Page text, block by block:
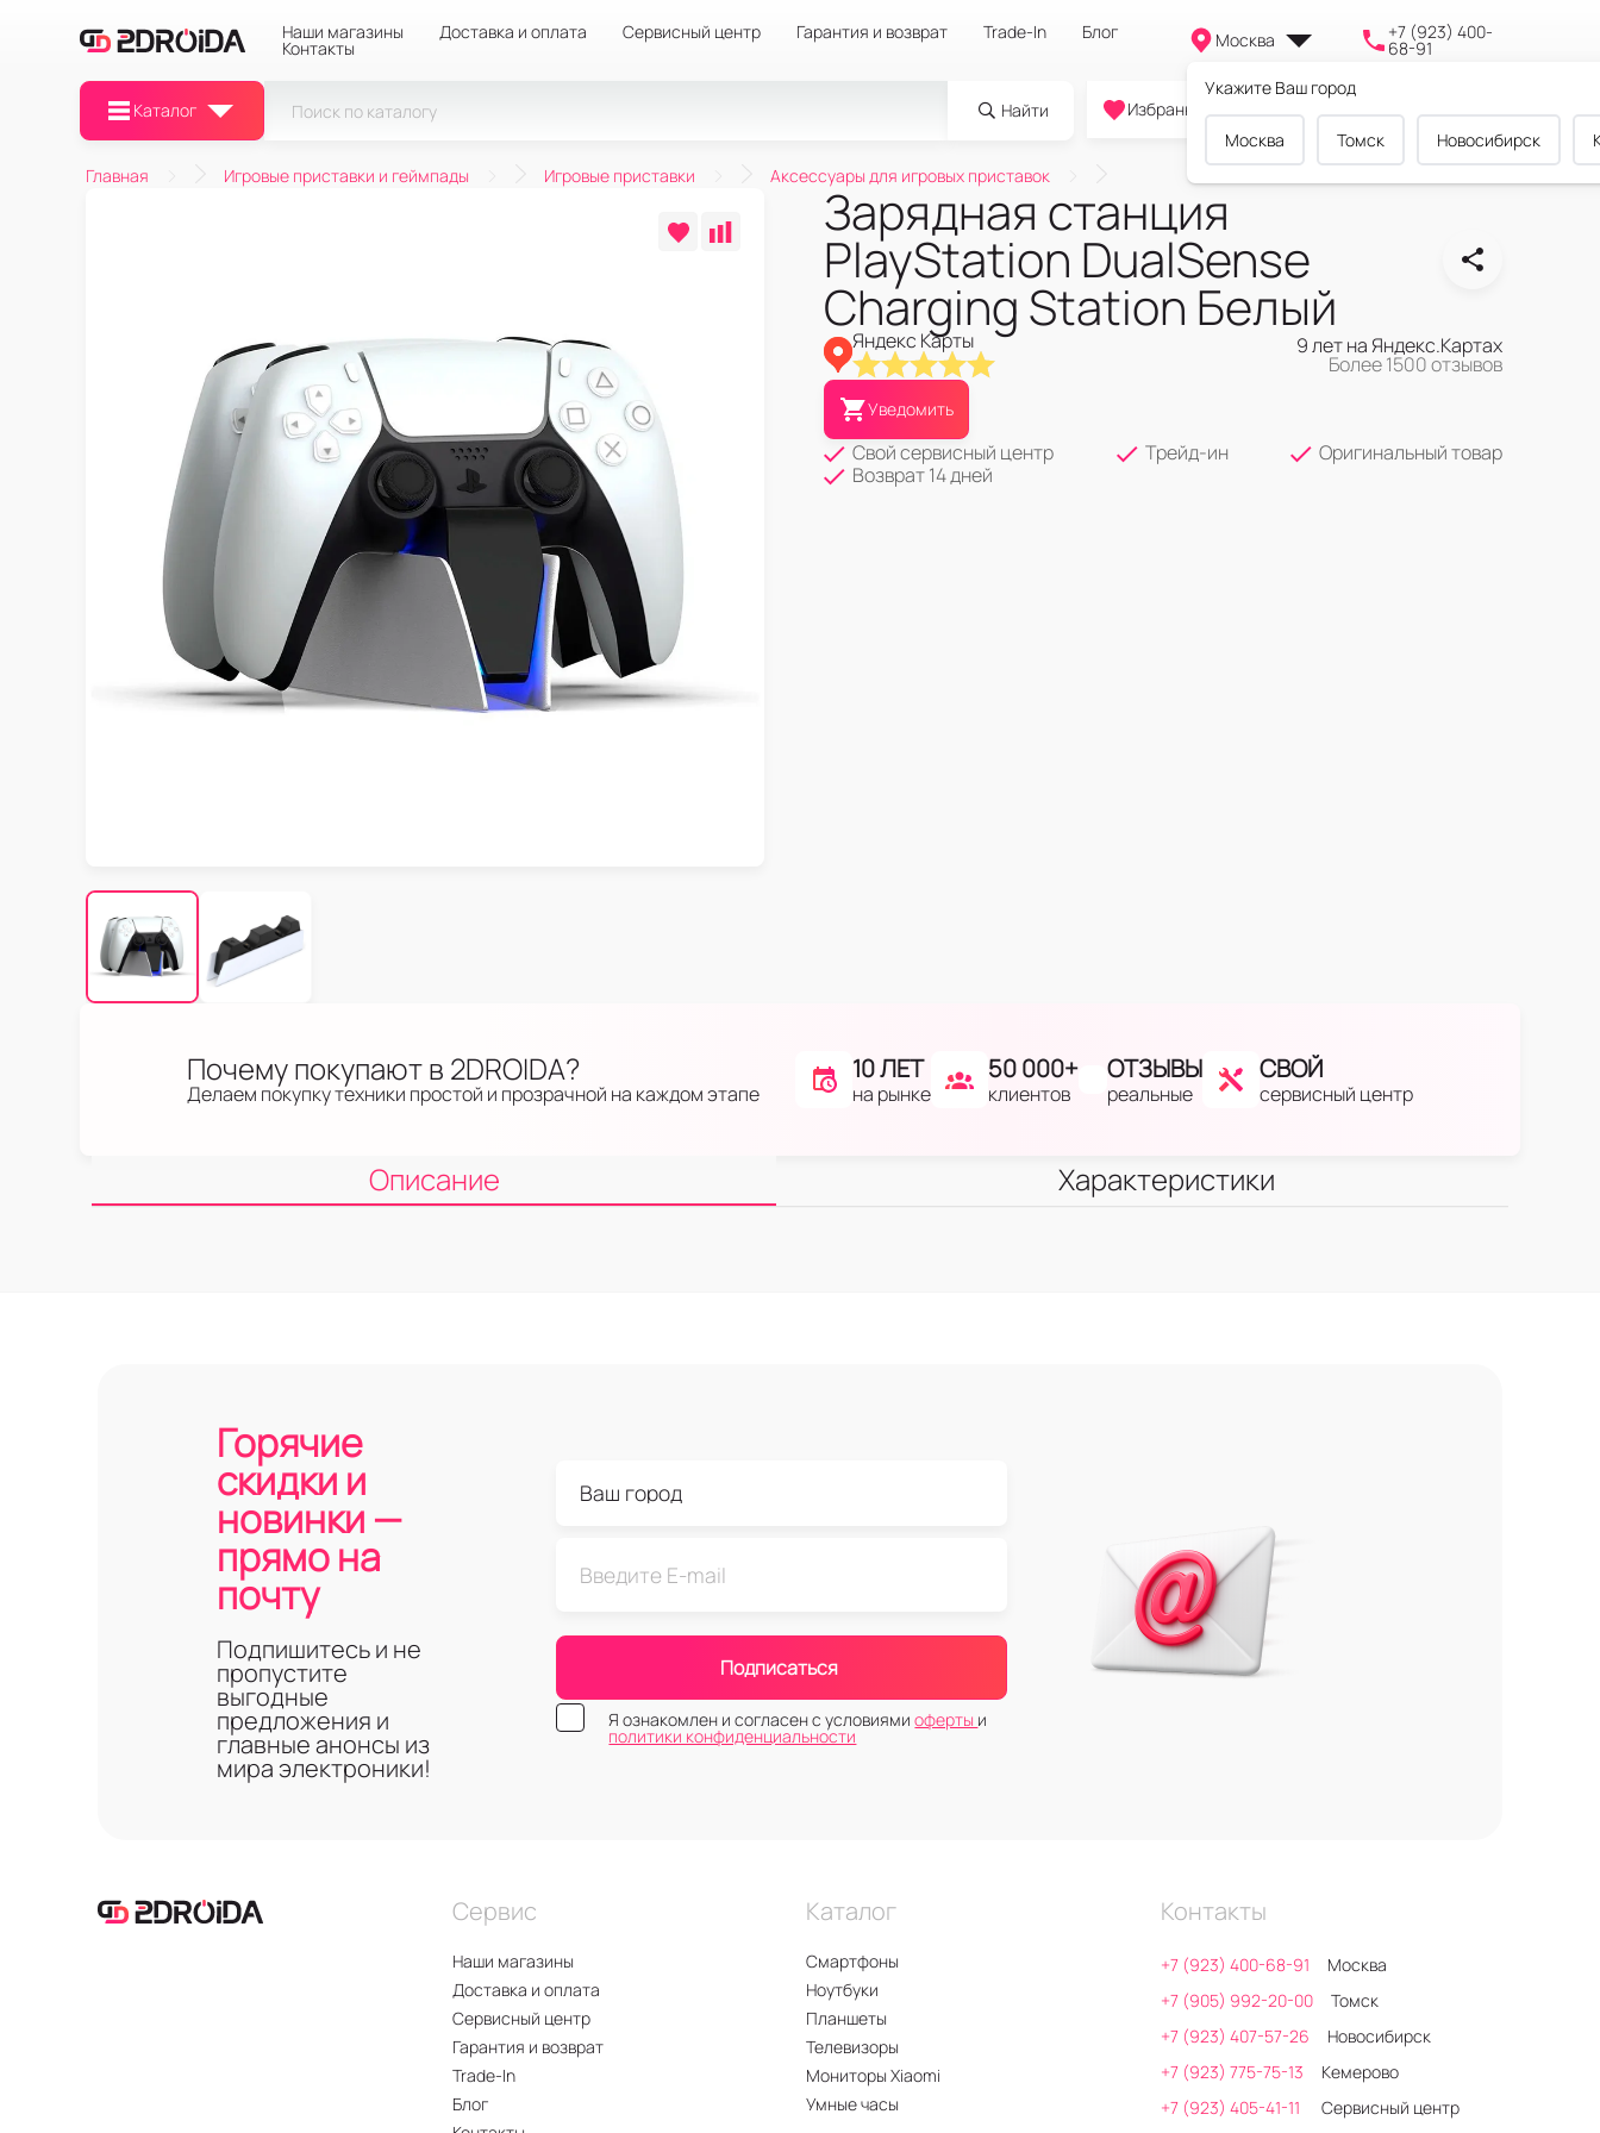
Наши магазины Доставка и оплата Сервисный центр Гарантия и возврат Trade-In Блог
Контакты Москва
Укажите Ваш город
Москва Томск Новосибирск
+7 (923) 400-
68-91
Каталог Найти
0
Избранное Cравнение Корзина
Главная Игровые приставки и геймпады Игровые приставки Аксессуары для игровых приставок
Зарядная станция
PlayStation DualSense
Charging Station Белый
Яндекс Карты 9 лет на Яндекс.Картах
Более 1500 отзывов
Уведомить
Свой сервисный центр Трейд-ин
Оригинальный товар
Возврат 14 дней
Почему покупают в 2DROIDA?
Делаем покупку техники простой и прозрачной на каждом этапе
10 ЛЕТ
на рынке
50 000+
клиентов
ОТЗЫВЫ
реальные
СВОЙ
сервисный центр
Описание Характеристики
Горячие
скидки и
новинки —
прямо на
почту
Подпишитесь и не
пропустите
выгодные
предложения и
главные анонсы из
мира электроники!
Подписаться
Я ознакомлен и согласен с условиямиоферты и
политики конфиденциальности
Сервис
Наши магазины
Доставка и оплата
Сервисный центр
Гарантия и возврат
Trade-In
Блог
Каталог
Смартфоны
Ноутбуки
Планшеты
Телевизоры
Мониторы Xiaomi
Умные часы
Контакты
+7 (923) 400-68-91
Москва
+7 (905) 992-20-00
Томск
+7 (923) 407-57-26
Новосибирск
+7 (923) 775-75-13
Кемерово
+7 (923) 405-41-11
Сервисный центр